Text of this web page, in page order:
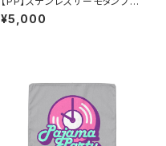
ー 450ml（初回限定コースター
付）
¥5,000